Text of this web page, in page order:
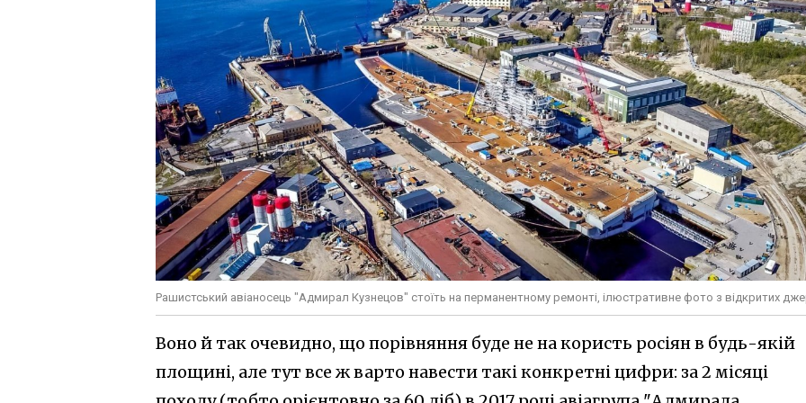
Рашистський авіаносець "Адмирал Кузнецов" стоїть на перманентному ремонті, ілюстративне фото з відкритих
Воно й так очевидно, що порівняння буде не на користь росіян в будь-якій
площині, але тут все ж варто навести такі конкретні цифри: за 2 місяці